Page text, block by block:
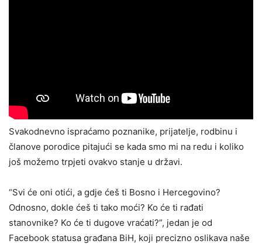
Svakodnevno ispraćamo poznanike, prijatelje, rodbinu i
članove porodice pitajući se kada smo mi na redu i koliko
još možemo trpjeti ovakvo stanje u državi.
“Svi će oni otići, a gdje ćeš ti Bosno i Hercegovino?
Odnosno, dokle ćeš ti tako moći? Ko će ti rađati
stanovnike? Ko će ti dugove vraćati?”, jedan je od
Facebook statusa građana BiH, koji precizno oslikava naše